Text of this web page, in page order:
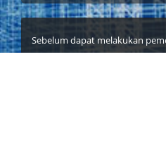
Sebelum dapat melakukan
kali, nasabah harus